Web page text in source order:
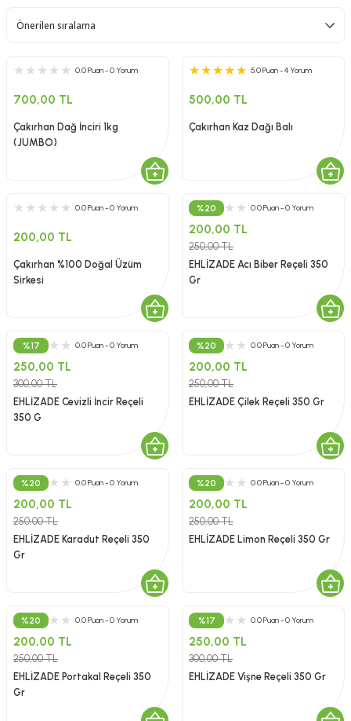
0.0 Puan - 0 Yorum
700,00 TL
Çakırhan Dağ İnciri 1kg
(JUMBO)
5.0 Puan - 4 Yorum
500,00 TL
Çakırhan Kaz Dağı Balı
0.0 Puan - 0 Yorum
200,00 TL
Çakırhan %100 Doğal Üzüm
Sirkesi
%20 0.0 Puan - 0 Yorum
200,00 TL
250,00 TL
EHLİZADE Acı Biber Reçeli 350
Gr
%17 0.0 Puan - 0 Yorum
250,00 TL
300,00 TL
EHLİZADE Cevizli İncir Reçeli
350 G
%20 0.0 Puan - 0 Yorum
200,00 TL
250,00 TL
EHLİZADE Çilek Reçeli 350 Gr
%20 0.0 Puan - 0 Yorum
200,00 TL
250,00 TL
EHLİZADE Karadut Reçeli 350
Gr
%20 0.0 Puan - 0 Yorum
200,00 TL
250,00 TL
EHLİZADE Limon Reçeli 350 Gr
%20 0.0 Puan - 0 Yorum
200,00 TL
250,00 TL
EHLİZADE Portakal Reçeli 350
Gr
%17 0.0 Puan - 0 Yorum
250,00 TL
300,00 TL
EHLİZADE Vişne Reçeli 350 Gr